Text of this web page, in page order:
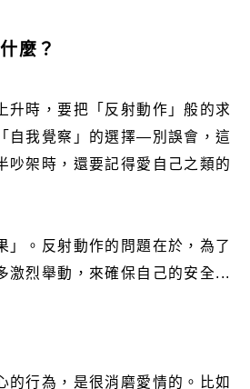
麼？
升時，要把「反射動作」般的求
自我覺察」的選擇—別誤會，這
吵架時，還要記得愛自己之類的
」。反射動作的問題在於，為了
激烈舉動，來確保自己的安全...
的行為，是很消磨愛情的。比如